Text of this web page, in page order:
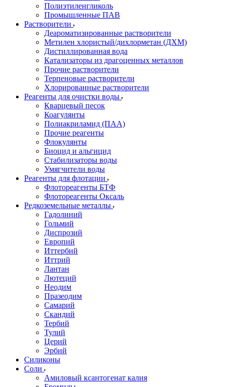
Полиэтиленгликоль
Промышленные ПАВ
Растворители
Деароматизированные растворители
Метилен хлористый/дихлорметан (ДХМ)
Дистиллированная вода
Катализаторы из драгоценных металлов
Прочие растворители
Терпеновые растворители
Хлорированные растворители
Реагенты для очистки воды
Кварцевый песок
Коагулянты
Полиакриламид (ПАА)
Прочие реагенты
Флокулянты
Биоцид и альгицид
Стабилизаторы воды
Умягчители воды
Реагенты для флотации
Флотореагенты БТФ
Флотореагенты Оксаль
Редкоземельные металлы
Гадолиний
Гольмий
Диспрозий
Европий
Иттербий
Иттрий
Лантан
Лютеций
Неодим
Празеодим
Самарий
Скандий
Тербий
Тулий
Церий
Эрбий
Силиконы
Соли
Амиловый ксантогенат калия